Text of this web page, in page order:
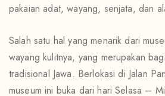
pakaian adat, wayang, senjata, dan
Salah satu hal yang menarik dari
wayang kulitnya, yang merupakan
tradisional Jawa. Berlokasi di Jalan
museum ini buka dari hari Selasa –